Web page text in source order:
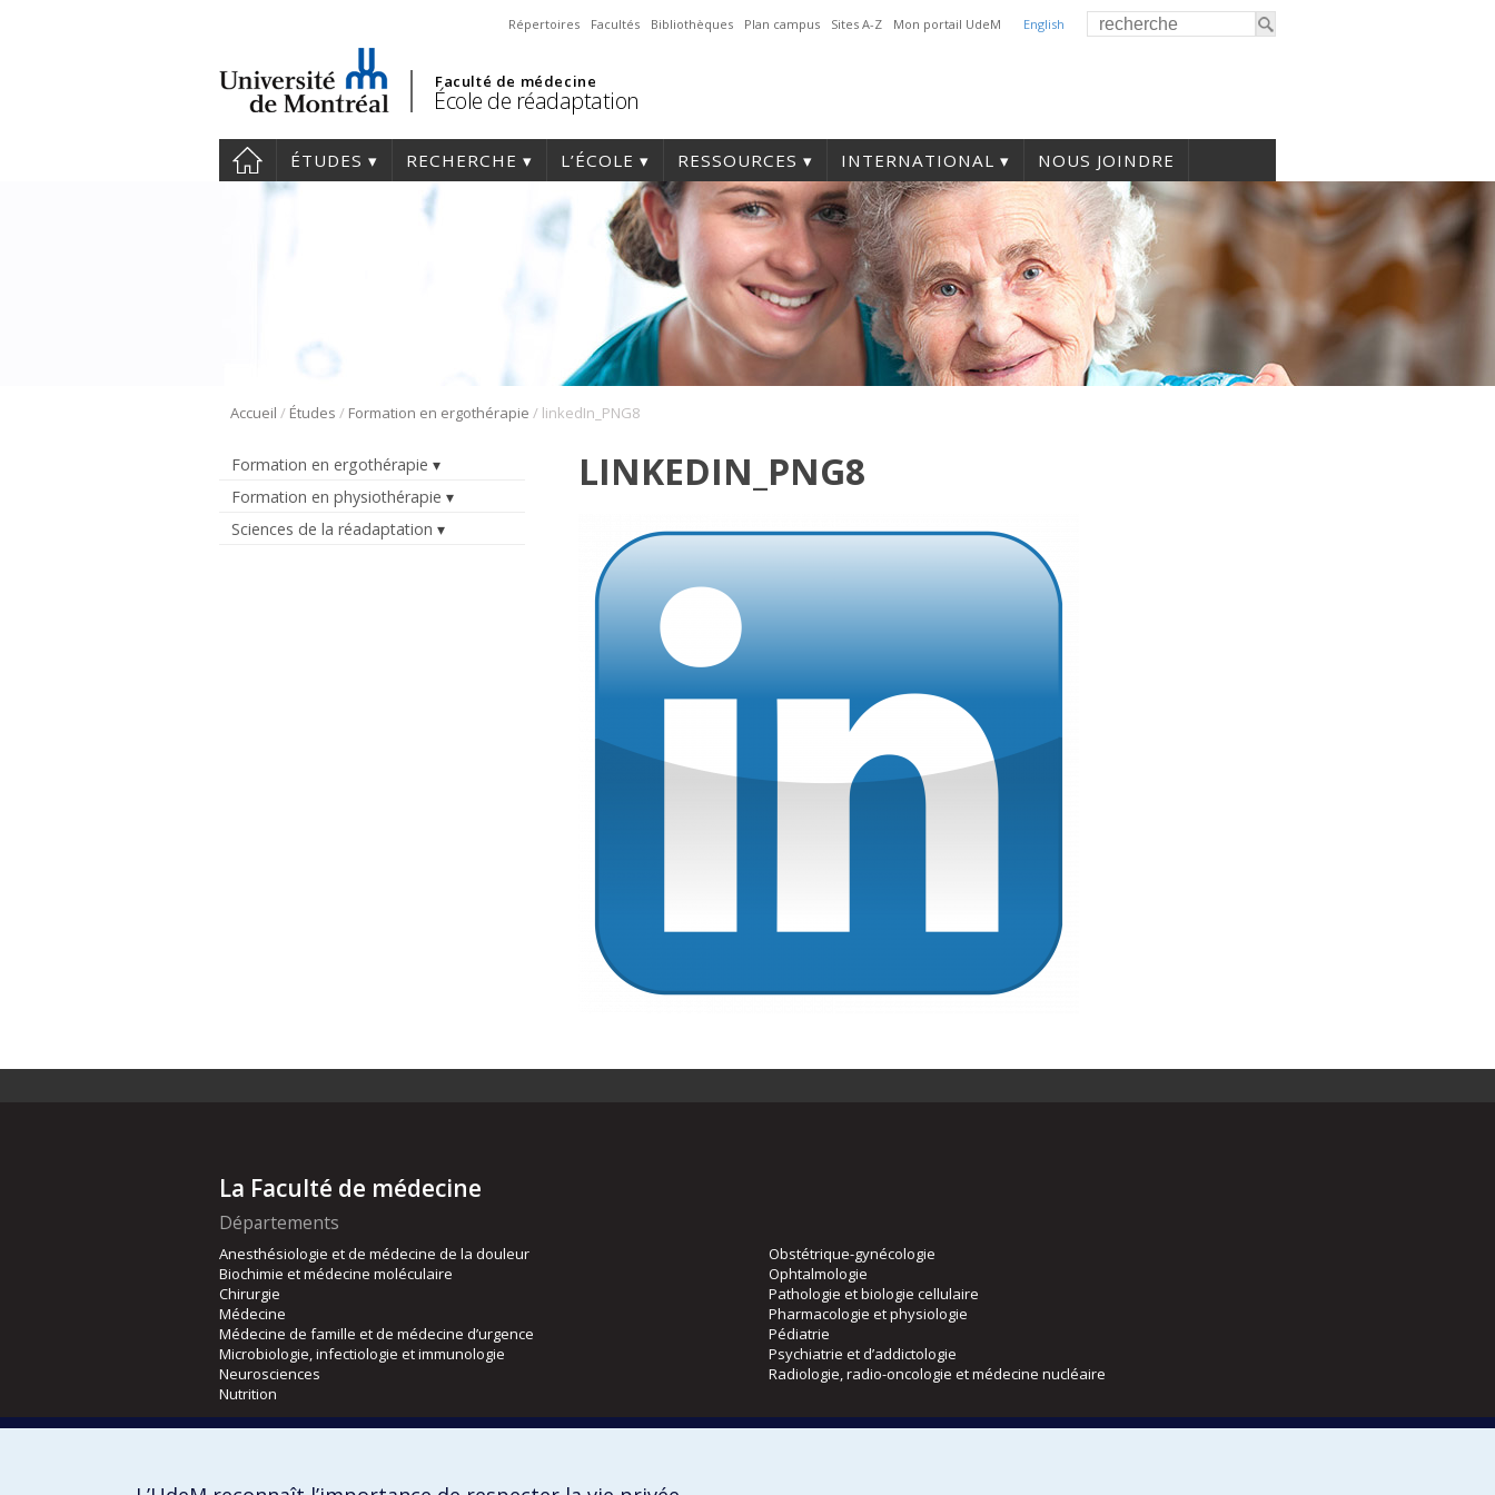
English
Répertoires Facultés Bibliothèques Plan campus Sites A-Z Mon portail UdeM
Faculté de médecine
École de réadaptation
ÉTUDES RECHERCHE L’ÉCOLE RESSOURCES INTERNATIONAL NOUS JOINDRE
Accueil / Études / Formation en ergothérapie / linkedIn_PNG8
Formation en ergothérapie
Formation en physiothérapie
Sciences de la réadaptation
LINKEDIN_PNG8
La Faculté de médecine
Départements
Anesthésiologie et de médecine de la douleur
Biochimie et médecine moléculaire
Chirurgie
Médecine
Médecine de famille et de médecine d’urgence
Microbiologie, infectiologie et immunologie
Neurosciences
Nutrition
Obstétrique-gynécologie
Ophtalmologie
Pathologie et biologie cellulaire
Pharmacologie et physiologie
Pédiatrie
Psychiatrie et d’addictologie
Radiologie, radio-oncologie et médecine nucléaire